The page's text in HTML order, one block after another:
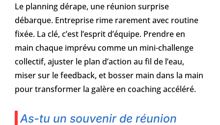
Le planning dérape, une réunion surprise
débarque. Entreprise rime rarement avec routine
fixée. La clé, c’est l’esprit d’équipe. Prendre en
main chaque imprévu comme un mini-challenge
collectif, ajuster le plan d’action au fil de l’eau,
miser sur le feedback, et bosser main dans la main
pour transformer la galère en coaching accéléré.
As-tu un souvenir de réunion